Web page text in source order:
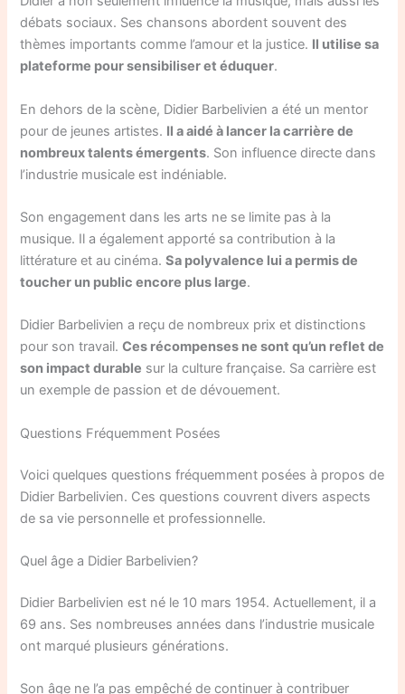
débats sociaux. Ses chansons abordent souvent des
thèmes importants comme l’amour et la justice. Il utilise sa
plateforme pour sensibiliser et éduquer.
En dehors de la scène, Didier Barbelivien a été un mentor
pour de jeunes artistes. Il a aidé à lancer la carrière de
nombreux talents émergents. Son influence directe dans
l’industrie musicale est indéniable.
Son engagement dans les arts ne se limite pas à la
musique. Il a également apporté sa contribution à la
littérature et au cinéma.Sa polyvalence lui a permis de
toucher un public encore plus large.
Didier Barbelivien a reçu de nombreux prix et distinctions
pour son travail.Ces récompenses ne sont qu’un reflet de
son impact durable sur la culture française. Sa carrière est
un exemple de passion et de dévouement.
Questions Fréquemment Posées
Voici quelques questions fréquemment posées à propos de
Didier Barbelivien. Ces questions couvrent divers aspects
de sa vie personnelle et professionnelle.
Quel âge a Didier Barbelivien?
Didier Barbelivien est né le 10 mars 1954. Actuellement, il a
69 ans. Ses nombreuses années dans l’industrie musicale
ont marqué plusieurs générations.
Son âge ne l’a pas empêché de continuer à contribuer